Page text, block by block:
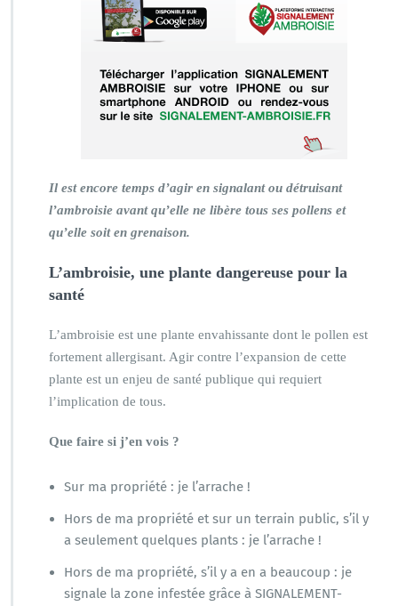
Il est encore temps d’agir en signalant ou détruisant
l’ambroisie avant qu’elle ne libère tous ses pollens et
qu’elle soit en grenaison.
L’ambroisie, une plante dangereuse pour la
santé
L’ambroisie est une plante envahissante dont le pollen est
fortement allergisant. Agir contre l’expansion de cette
plante est un enjeu de santé publique qui requiert
l’implication de tous.
Que faire si j’en vois ?
Sur ma propriété : je l’arrache !
Hors de ma propriété et sur un terrain public, s’il y
a seulement quelques plants : je l’arrache !
Hors de ma propriété, s’il y a en a beaucoup : je
signale la zone infestée grâce à SIGNALEMENT-